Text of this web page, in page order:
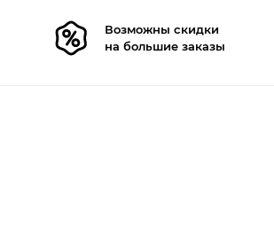
Возможны скидки
на большие заказы